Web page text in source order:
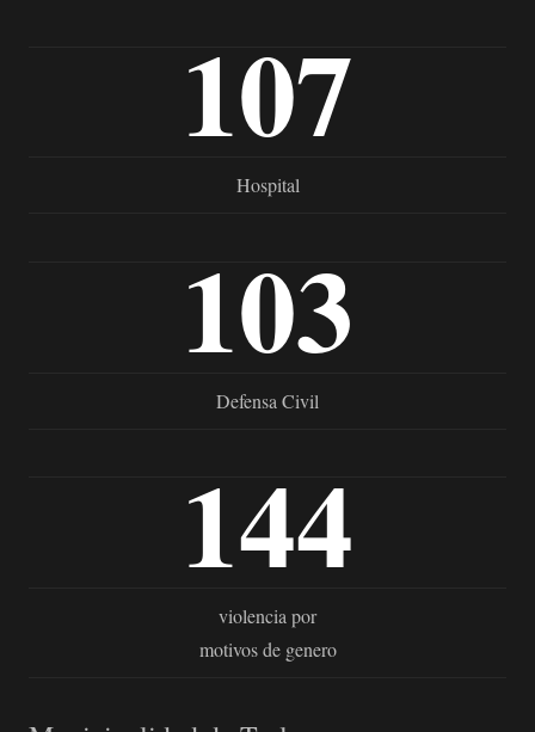
107
Hospital
103
Defensa Civil
144
violencia por
motivos de genero